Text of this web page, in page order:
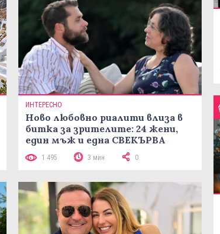
ИНТЕРЕСНО
Ново любовно риалити влиза в
битка за зрителите: 24 жени,
един мъж и една СВЕКЪРВА
1 495 3 мин 0